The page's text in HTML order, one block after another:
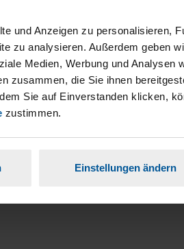
und Anzeigen zu personalisieren,
zu analysieren. Außerdem geben
Medien, Werbung und Analysen
zusammen, die Sie ihnen
Sie auf Einverstanden klicken,
zustimmen.
Einstellungen ändern
Beamte, Auszubildende,
(StBerG). Auch bei
geeignete Dienstleister für Sie.
Tätigkeit und umsatzsteuerpflichtigen